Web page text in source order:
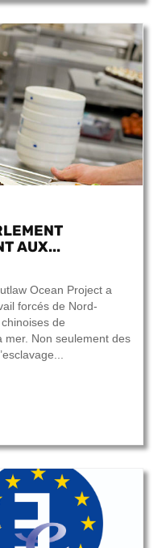
AUX...
Ocean Project a
forcés de Nord-
de
mer. Non seulement des